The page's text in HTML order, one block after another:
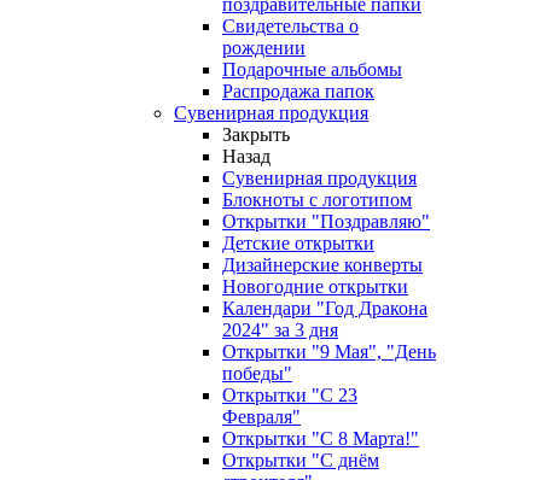
Свидетельства о
рождении
Подарочные альбомы
Распродажа папок
Сувенирная продукция
Закрыть
Назад
Сувенирная продукция
Блокноты с логотипом
Открытки "Поздравляю"
Детские открытки
Дизайнерские конверты
Новогодние открытки
Календари "Год Дракона
2024" за 3 дня
Открытки "9 Мая", "День
победы"
Открытки "С 23
Февраля"
Открытки "С 8 Марта!"
Открытки "С днём